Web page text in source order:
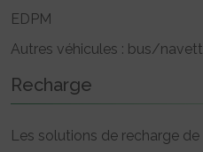
EDPM
Autres véhicules : bus/
Recharge
Les solutions de recharge